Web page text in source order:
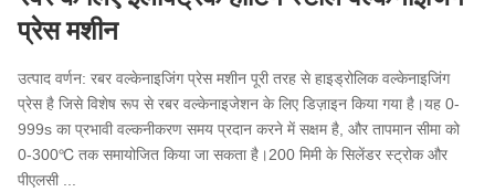
प्रेस मशीन
उत्पाद वर्णन: रबर वल्केनाइजिंग प्रेस मशीन पूरी तरह से हाइड्रोलिक वल्केनाइजिंग
प्रेस है जिसे विशेष रूप से रबर वल्केनाइजेशन के लिए डिज़ाइन किया गया है।यह 0-
999s का प्रभावी वल्कनीकरण समय प्रदान करने में सक्षम है, और तापमान सीमा को
0-300℃ तक समायोजित किया जा सकता है।200 मिमी के सिलेंडर स्ट्रोक और
पीएलसी ...